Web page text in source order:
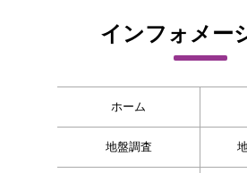
インフォメー
ホーム
地盤調査